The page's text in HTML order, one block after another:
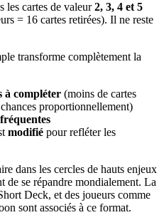
les cartes de valeur2, 3, 4 et 5
= 16 cartes retirées). Il ne reste
transforme complètement la
à compléter (moins de cartes
proportionnellement)
modifié pour refléter les
dans les cercles de hauts enjeux
de se répandre mondialement. La
Deck, et des joueurs comme
sont associés à ce format.